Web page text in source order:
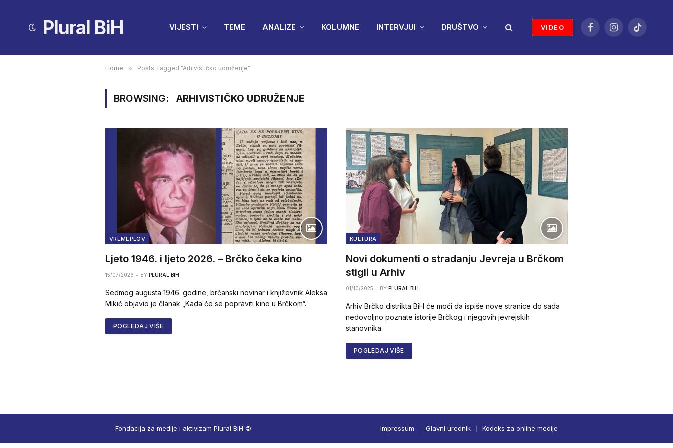
Plural BiH VIJESTI TEME ANALIZE KOLUMNE INTERVJUI DRUŠTVO VIDEO
FacebookInstagramTikTok
Home » Posts Tagged "Arhivističko udruženje"
BROWSING: ARHIVISTIČKO UDRUŽENJE
VREMEPLOV
Ljeto 1946. i ljeto 2026. – Brčko čeka kino
15/07/2026 BY PLURAL BIH
Sedmog augusta 1946. godine, brčanski novinar i književnik Aleksa
Mikić objavio je članak „Kada će se popraviti kino u Brčkom“.
POGLEDAJ VIŠE
KULTURA
Novi dokumenti o stradanju Jevreja u Brčkom
stigli u Arhiv
01/10/2025 BY PLURAL BIH
Arhiv Brčko distrikta BiH će moći da ispiše nove stranice do sada
nedovoljno poznate istorije Brčkog i njegovih jevrejskih
stanovnika.
POGLEDAJ VIŠE
Fondacija za medije i aktivizam Plural BiH © Impressum Glavni urednik Kodeks za online medije